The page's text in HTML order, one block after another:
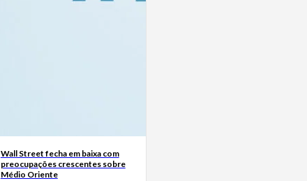
Wall Street fecha em baixa com
preocupações crescentes sobre
Médio Oriente